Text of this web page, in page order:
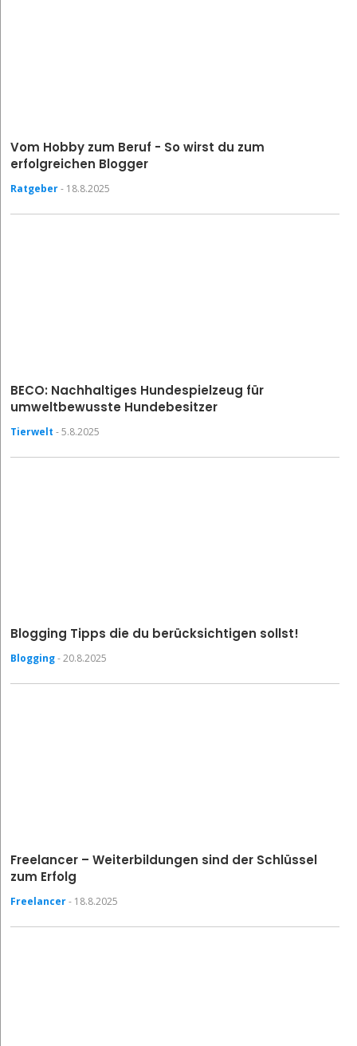
Vom Hobby zum Beruf - So wirst du zum
erfolgreichen Blogger
Ratgeber- 18.8.2025
BECO: Nachhaltiges Hundespielzeug für
umweltbewusste Hundebesitzer
Tierwelt - 5.8.2025
Blogging Tipps die du berücksichtigen sollst!
Blogging- 20.8.2025
Freelancer – Weiterbildungen sind der Schlüssel
zum Erfolg
Freelancer- 18.8.2025